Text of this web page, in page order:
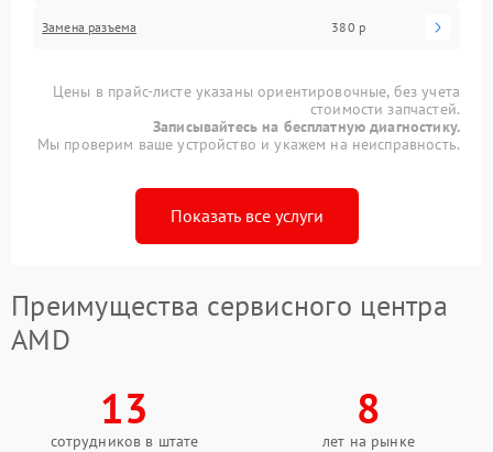
Замена разъема 380 р
Цены в прайс-листе указаны ориентировочные, без учета
стоимости запчастей.
Записывайтесь на бесплатную диагностику.
Мы проверим ваше устройство и укажем на неисправность.
Показать все услуги
Преимущества сервисного центра
AMD
13
сотрудников в штате
8
лет на рынке